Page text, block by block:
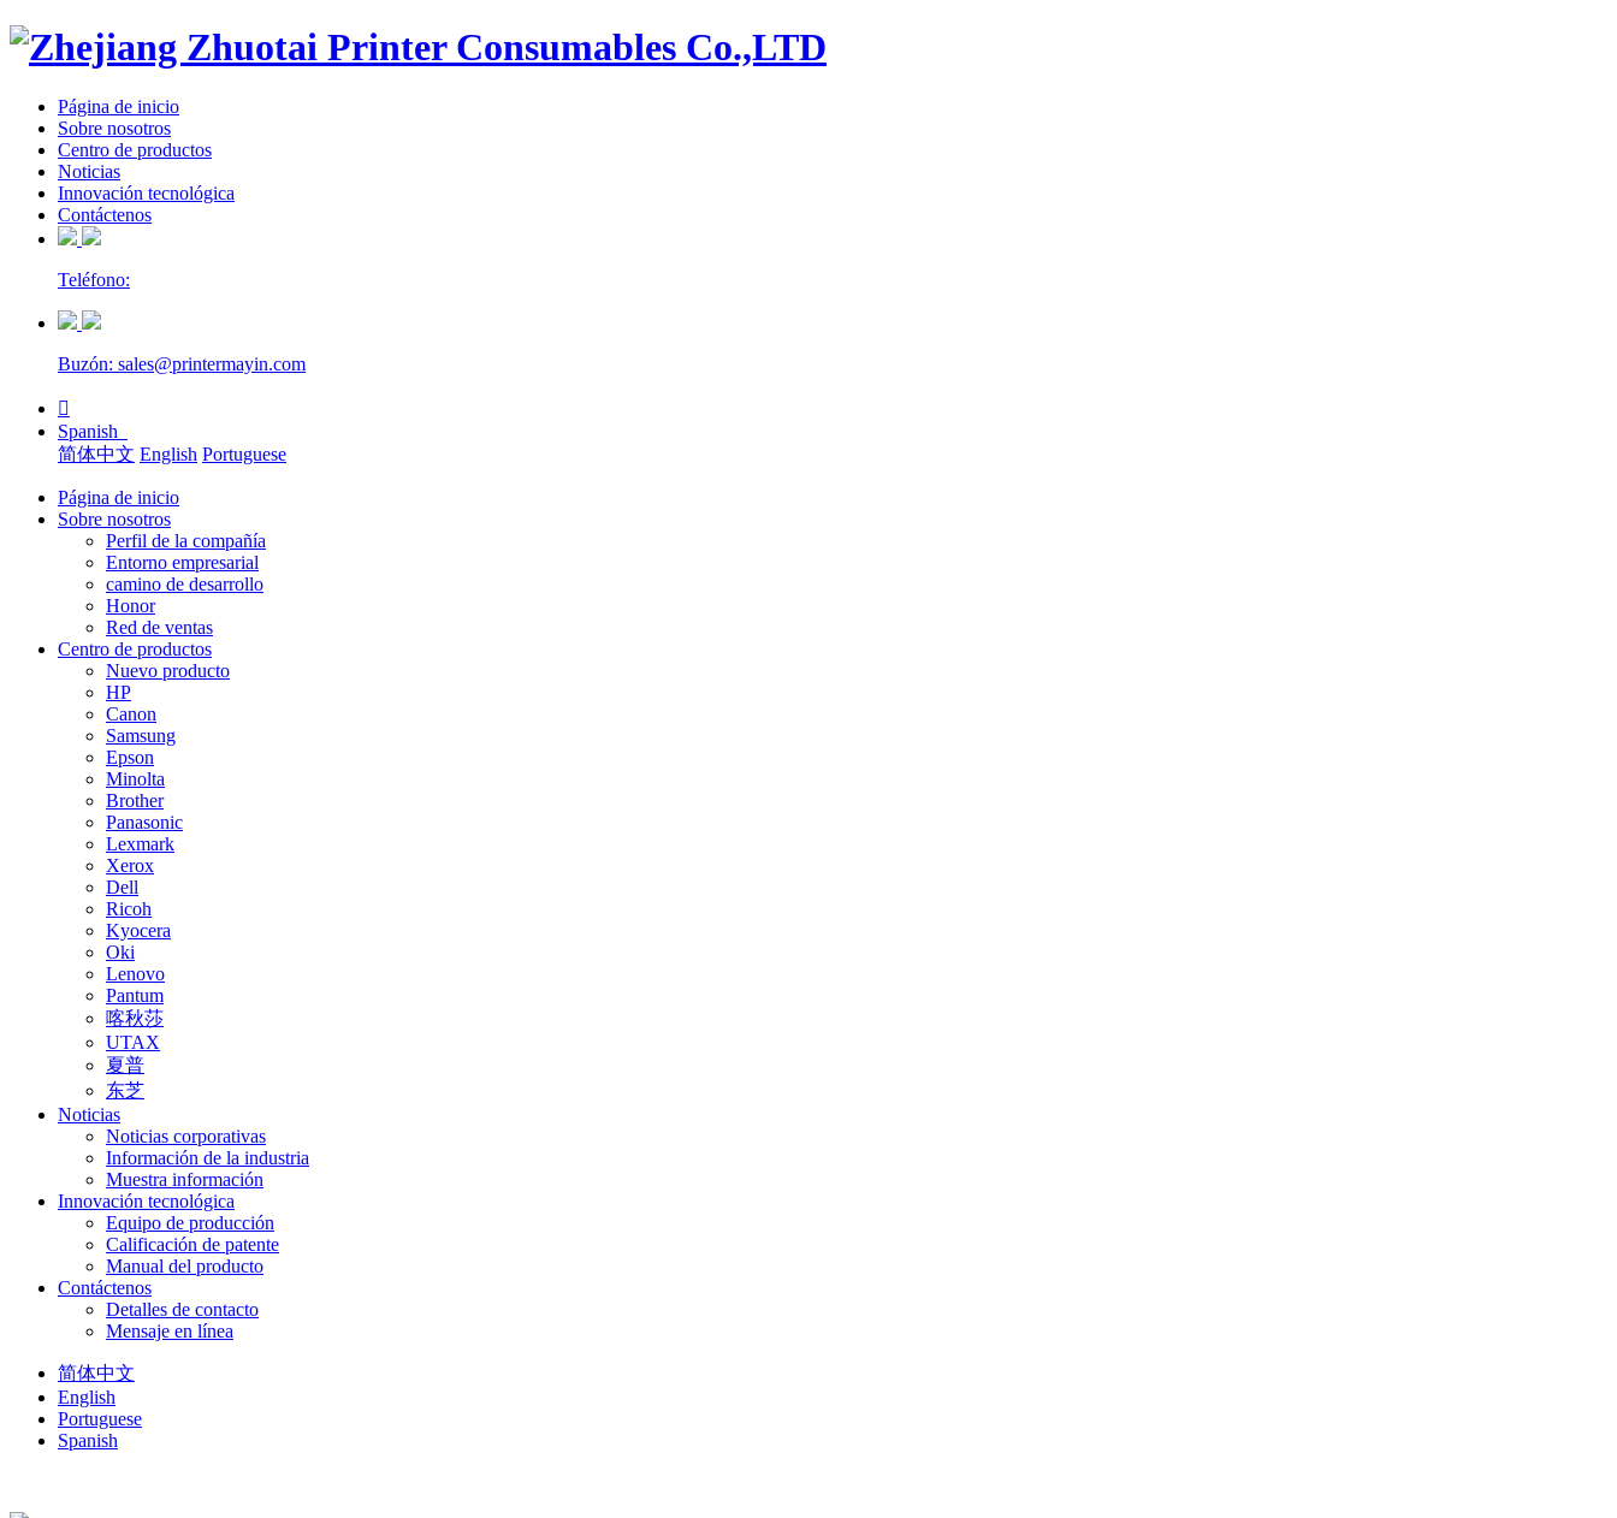
Página de inicio
Sobre nosotros
Centro de productos
Noticias
Innovación tecnológica
Contáctenos
Teléfono:
Buzón: sales@printermayin.com

Spanish
简体中文 English Portuguese
Página de inicio
Sobre nosotros
Perfil de la compañía
Entorno empresarial
camino de desarrollo
Honor
Red de ventas
Centro de productos
Nuevo producto
HP
Canon
Samsung
Epson
Minolta
Brother
Panasonic
Lexmark
Xerox
Dell
Ricoh
Kyocera
Oki
Lenovo
Pantum
喀秋莎
UTAX
夏普
东芝
Noticias
Noticias corporativas
Información de la industria
Muestra información
Innovación tecnológica
Equipo de producción
Calificación de patente
Manual del producto
Contáctenos
Detalles de contacto
Mensaje en línea
简体中文
English
Portuguese
Spanish